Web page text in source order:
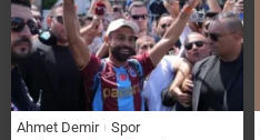
Ahmet Demir Spor